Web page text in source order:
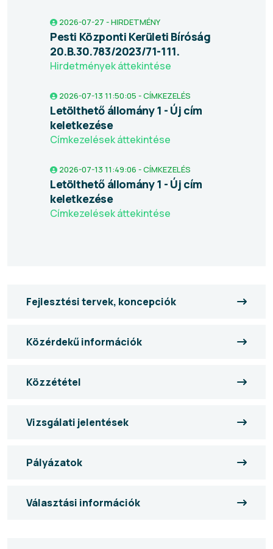
2026-07-27 - HIRDETMÉNY
Pesti Központi Kerületi Bíróság
20.B.30.783/2023/71-111.
Hirdetmények áttekintése
2026-07-13 11:50:05 - CÍMKEZELÉS
Letölthető állomány 1 - Új cím
keletkezése
Címkezelések áttekintése
2026-07-13 11:49:06 - CÍMKEZELÉS
Letölthető állomány 1 - Új cím
keletkezése
Címkezelések áttekintése
Fejlesztési tervek, koncepciók
Közérdekű információk
Közzététel
Vizsgálati jelentések
Pályázatok
Választási információk